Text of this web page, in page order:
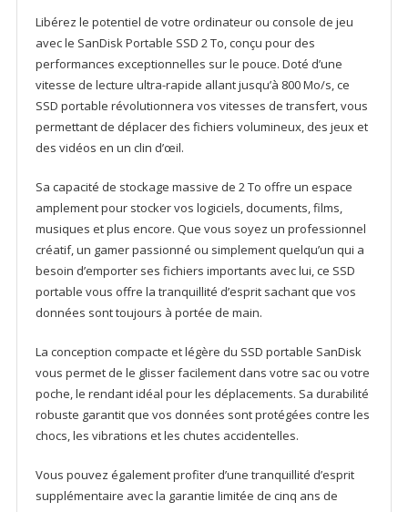
Libérez le potentiel de votre ordinateur ou console de jeu
avec le SanDisk Portable SSD 2 To, conçu pour des
performances exceptionnelles sur le pouce. Doté d’une
vitesse de lecture ultra-rapide allant jusqu’à 800 Mo/s, ce
SSD portable révolutionnera vos vitesses de transfert, vous
permettant de déplacer des fichiers volumineux, des jeux et
des vidéos en un clin d’œil.
Sa capacité de stockage massive de 2 To offre un espace
amplement pour stocker vos logiciels, documents, films,
musiques et plus encore. Que vous soyez un professionnel
créatif, un gamer passionné ou simplement quelqu’un qui a
besoin d’emporter ses fichiers importants avec lui, ce SSD
portable vous offre la tranquillité d’esprit sachant que vos
données sont toujours à portée de main.
La conception compacte et légère du SSD portable SanDisk
vous permet de le glisser facilement dans votre sac ou votre
poche, le rendant idéal pour les déplacements. Sa durabilité
robuste garantit que vos données sont protégées contre les
chocs, les vibrations et les chutes accidentelles.
Vous pouvez également profiter d’une tranquillité d’esprit
supplémentaire avec la garantie limitée de cinq ans de